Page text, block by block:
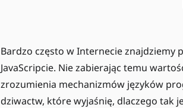
Bardzo często w Internecie znajdziemy
JavaScripcie. Nie zabierając temu
zrozumienia mechanizmów języków
dziwactw, które wyjaśnię, dlaczego tak